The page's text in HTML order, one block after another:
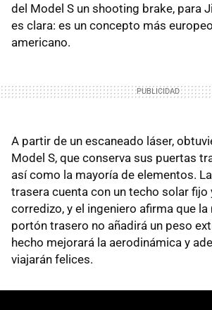
del Model S un shooting brake, para
es clara: es un concepto más
americano.
A partir de un escaneado láser,
Model S, que conserva sus puertas
así como la mayoría de elementos.
trasera cuenta con un techo solar fijo
corredizo, y el ingeniero afirma que
portón trasero no añadirá un peso
hecho mejorará la aerodinámica y
viajarán felices.